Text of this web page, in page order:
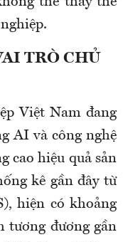
TRÒ CHỦ
Việt Nam đang
AI và công nghệ
cao hiệu quả sản
kê gần đây từ
hiện có khoảng
tương đương gần